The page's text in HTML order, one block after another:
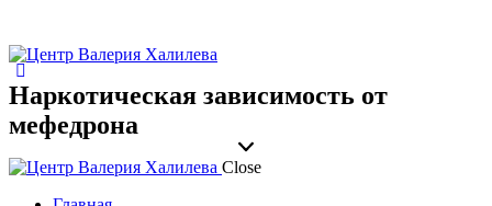
Наркотическая зависимость от
мефедрона
Close